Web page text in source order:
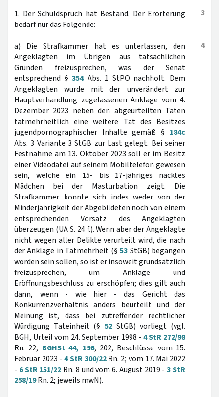
3
1. Der Schuldspruch hat Bestand. Der Erörterung
bedarf nur das Folgende:
4
a) Die Strafkammer hat es unterlassen, den
Angeklagten im Übrigen aus tatsächlichen
Gründen freizusprechen, was der Senat
entsprechend §354Abs. 1 StPO nachholt. Dem
Angeklagten wurde mit der unverändert zur
Hauptverhandlung zugelassenen Anklage vom 4.
Dezember 2023 neben den abgeurteilten Taten
tatmehrheitlich eine weitere Tat des Besitzes
jugendpornographischer Inhalte gemäß § 184c
Abs. 3 Variante 3 StGB zur Last gelegt. Bei seiner
Festnahme am 13. Oktober 2023 soll er im Besitz
einer Videodatei auf seinem Mobiltelefon gewesen
sein, welche ein 15- bis 17-jähriges nacktes
Mädchen bei der Masturbation zeigt. Die
Strafkammer konnte sich indes weder von der
Minderjährigkeit der Abgebildeten noch von einem
entsprechenden Vorsatz des Angeklagten
überzeugen (UA S. 24 f.). Wenn aber der Angeklagte
nicht wegen aller Delikte verurteilt wird, die nach
der Anklage in Tatmehrheit (§53 StGB) begangen
worden sein sollen, so ist er insoweit grundsätzlich
freizusprechen, um Anklage und
Eröffnungsbeschluss zu erschöpfen; dies gilt auch
dann, wenn - wie hier - das Gericht das
Konkurrenzverhältnis anders beurteilt und der
Meinung ist, dass bei zutreffender rechtlicher
Würdigung Tateinheit (§ 52StGB) vorliegt (vgl.
BGH, Urteil vom 24. September 1998 - 4 StR 272/98
Rn. 22, BGHSt 44, 196, 202; Beschlüsse vom 15.
Februar 2023 -4 StR 300/22Rn. 2; vom 17. Mai 2022
- 6 StR 151/22 Rn. 8 und vom 6. August 2019 -3 StR
258/19Rn. 2; jeweils mwN).